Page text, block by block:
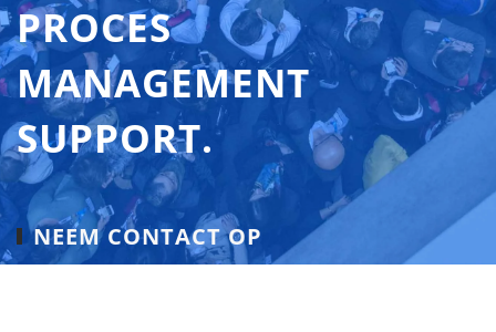
PROCES
MANAGEMENT
SUPPORT.
NEEM CONTACT OP